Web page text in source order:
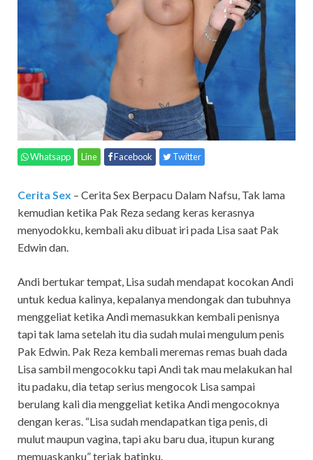
Whatsapp Line Facebook Twitter
Cerita Sex – Cerita Sex Berpacu Dalam Nafsu, Tak lama
kemudian ketika Pak Reza sedang keras kerasnya
menyodokku, kembali aku dibuat iri pada Lisa saat Pak
Edwin dan.
Andi bertukar tempat, Lisa sudah mendapat kocokan Andi
untuk kedua kalinya, kepalanya mendongak dan tubuhnya
menggeliat ketika Andi memasukkan kembali penisnya
tapi tak lama setelah itu dia sudah mulai mengulum penis
Pak Edwin. Pak Reza kembali meremas remas buah dada
Lisa sambil mengocokku tapi Andi tak mau melakukan hal
itu padaku, dia tetap serius mengocok Lisa sampai
berulang kali dia menggeliat ketika Andi mengocoknya
dengan keras. “Lisa sudah mendapatkan tiga penis, di
mulut maupun vagina, tapi aku baru dua, itupun kurang
memuaskanku” teriak batinku.